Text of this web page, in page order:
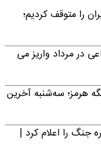
را متوقف کردیم؛
در مرداد واریز می
هرمز؛ سه‌شنبه آخرین
جنگ را اعلام کرد |